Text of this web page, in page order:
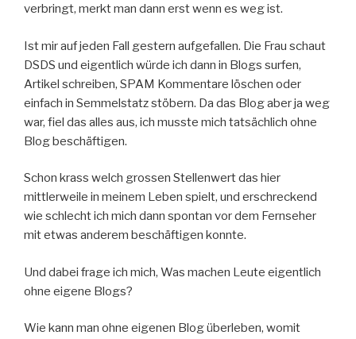
verbringt, merkt man dann erst wenn es weg ist.
Ist mir auf jeden Fall gestern aufgefallen. Die Frau schaut
DSDS und eigentlich würde ich dann in Blogs surfen,
Artikel schreiben, SPAM Kommentare löschen oder
einfach in Semmelstatz stöbern. Da das Blog aber ja weg
war, fiel das alles aus, ich musste mich tatsächlich ohne
Blog beschäftigen.
Schon krass welch grossen Stellenwert das hier
mittlerweile in meinem Leben spielt, und erschreckend
wie schlecht ich mich dann spontan vor dem Fernseher
mit etwas anderem beschäftigen konnte.
Und dabei frage ich mich, Was machen Leute eigentlich
ohne eigene Blogs?
Wie kann man ohne eigenen Blog überleben, womit